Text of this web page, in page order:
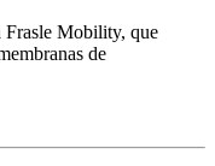
Frasle Mobility, que
de